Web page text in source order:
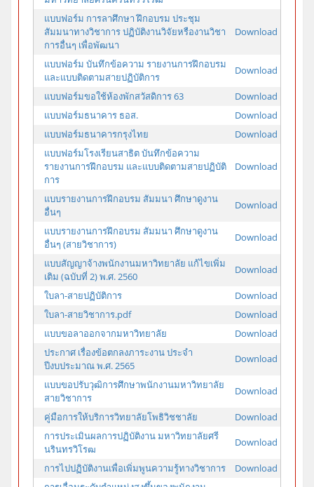
แบบฟอร์ม การลาศึกษา ฝึกอบรม ประชุม
สัมมนาทางวิชาการ ปฏิบัติงานวิจัยหรืองานวิชา
การอื่นๆ เพื่อพัฒนา
Download
แบบฟอร์ม บันทึกข้อความ รายงานการฝึกอบรม
และแบบติดตามสายปฏิบัติการ
Download
แบบฟอร์มขอใช้ห้องพักสวัสดิการ 63
Download
แบบฟอร์มธนาคาร ธอส.
Download
แบบฟอร์มธนาคารกรุงไทย
Download
แบบฟอร์มโรงเรียนสาธิต บันทึกข้อความ
รายงานการฝึกอบรม และแบบติดตามสายปฏิบัติ
การ
Download
แบบรายงานการฝึกอบรม สัมมนา ศึกษาดูงาน
อื่นๆ
Download
แบบรายงานการฝึกอบรม สัมมนา ศึกษาดูงาน
อื่นๆ (สายวิชาการ)
Download
แบบสัญญาจ้างพนักงานมหาวิทยาลัย แก้ไขเพิ่ม
เติม (ฉบับที่ 2) พ.ศ. 2560
Download
ใบลา-สายปฏิบัติการ
Download
ใบลา-สายวิชาการ.pdf
Download
แบบขอลาออกจากมหาวิทยาลัย
Download
ประกาศ เรื่องข้อตกลงภาระงาน ประจำ
ปีงบประมาณ พ.ศ. 2565
Download
แบบขอปรับวุฒิการศึกษาพนักงานมหาวิทยาลัย
สายวิชาการ
Download
คู่มือการให้บริการวิทยาลัยโพธิวิชชาลัย
Download
การประเมินผลการปฏิบัติงาน มหาวิทยาลัยศรี
นรินทรวิโรฒ
Download
การไปปฏิบัติงานเพื่อเพิ่มพูนความรู้ทางวิชาการ
Download